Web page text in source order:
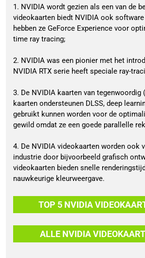
1. NVIDIA wordt gezien als een van de
videokaarten biedt NVIDIA ook
hebben ze GeForce Experience voor
time ray tracing;
2. NVIDIA was een pionier met het
NVIDIA RTX serie heeft speciale ray-
3. De NVIDIA kaarten van tegenwoordig
kaarten ondersteunen DLSS, deep
gebruikt kunnen worden voor de
gewild omdat ze een goede parallelle
4. De NVIDIA videokaarten worden
industrie door bijvoorbeeld grafisch
videokaarten bieden snelle
nauwkeurige kleurweergave.
TOP 5 NVIDIA
ALLE NVIDIA